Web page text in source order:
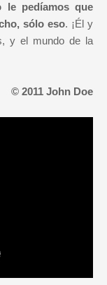
le pedíamos que
sólo eso. ¡Él y
y el mundo de la
© 2011 John Doe